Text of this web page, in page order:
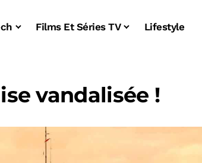
Films Et Séries TV Lifestyle
vandalisée !